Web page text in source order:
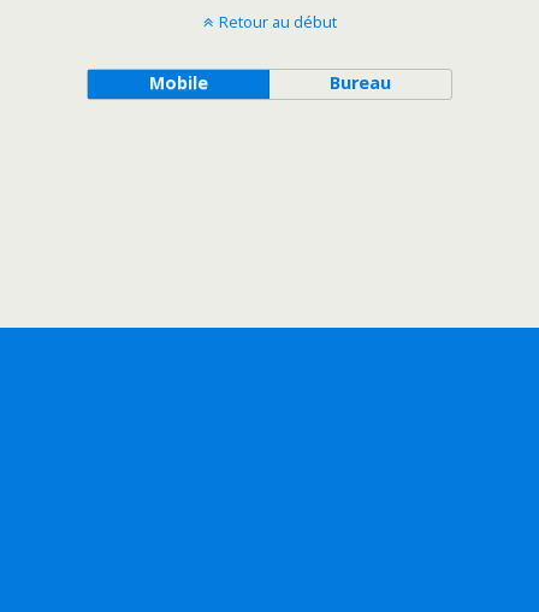
Retour au début
Mobile Bureau